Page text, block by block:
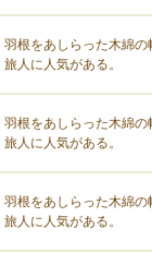
羽根をあしらった木綿の
旅人に人気がある。
羽根をあしらった木綿の
旅人に人気がある。
羽根をあしらった木綿の
旅人に人気がある。